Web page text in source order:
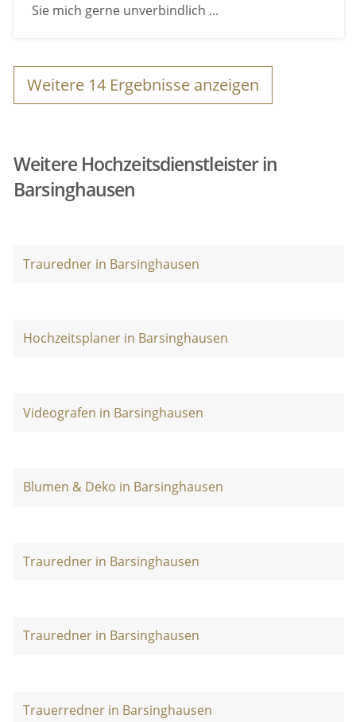
Sie mich gerne unverbindlich ...
Weitere 14 Ergebnisse anzeigen
Weitere Hochzeitsdienstleister in
Barsinghausen
Trauredner in Barsinghausen
Hochzeitsplaner in Barsinghausen
Videografen in Barsinghausen
Blumen & Deko in Barsinghausen
Trauredner in Barsinghausen
Trauredner in Barsinghausen
Trauerredner in Barsinghausen